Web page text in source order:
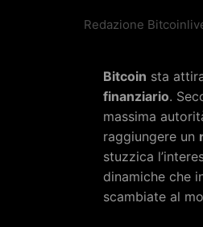
Redazione
Bitcoin sta
finanziario.
massima
raggiungere un
stuzzica
dinamiche che
scambiate al